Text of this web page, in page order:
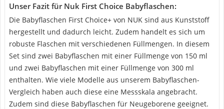
Unser Fazit für Nuk First Choice Babyflaschen:
Die Babyflaschen First Choice+ von NUK sind aus Kunststoff
hergestellt und dadurch leicht. Zudem handelt es sich um
robuste Flaschen mit verschiedenen Füllmengen. In diesem
Set sind zwei Babyflaschen mit einer Füllmenge von 150 ml
und zwei Babyflaschen mit einer Füllmenge von 300 ml
enthalten. Wie viele Modelle aus unserem Babyflaschen-
Vergleich haben auch diese eine Messskala angebracht.
Zudem sind diese Babyflaschen für Neugeborene geeignet.